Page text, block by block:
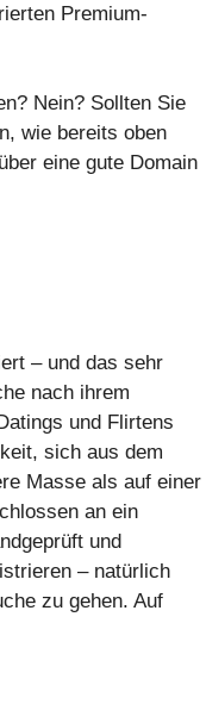
Premium-
Nein? Sollten Sie
wie bereits oben
eine gute Domain
– und das sehr
nach ihrem
und Flirtens
sich aus dem
Masse als auf einer
an ein
und
– natürlich
zu gehen. Auf